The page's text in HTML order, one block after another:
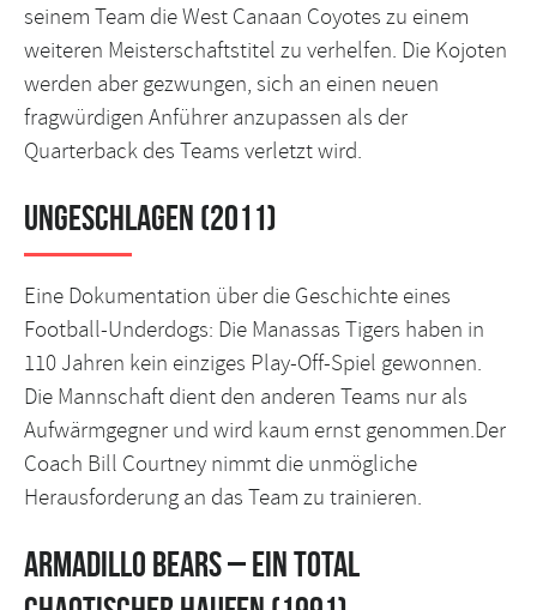
seinem Team die West Canaan Coyotes zu einem
weiteren Meisterschaftstitel zu verhelfen. Die Kojoten
werden aber gezwungen, sich an einen neuen
fragwürdigen Anführer anzupassen als der
Quarterback des Teams verletzt wird.
Ungeschlagen (2011)
Eine Dokumentation über die Geschichte eines
Football-Underdogs: Die Manassas Tigers haben in
110 Jahren kein einziges Play-Off-Spiel gewonnen.
Die Mannschaft dient den anderen Teams nur als
Aufwärmgegner und wird kaum ernst genommen.Der
Coach Bill Courtney nimmt die unmögliche
Herausforderung an das Team zu trainieren.
Armadillo Bears – Ein total